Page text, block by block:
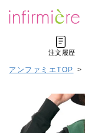
注文履歴
アンファミエTOP >